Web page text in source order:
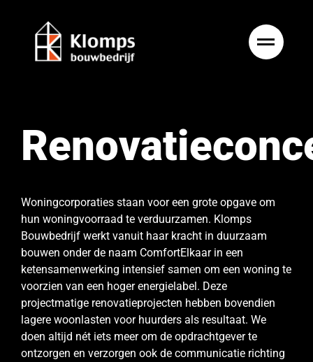
Woningcorporaties staan voor een grote opgave om
hun woningvoorraad te verduurzamen. Klomps
Bouwbedrijf werkt vanuit haar kracht in duurzaam
bouwen onder de naam ComfortElkaar in een
ketensamenwerking intensief samen om een woning te
voorzien van een hoger energielabel. Deze
projectmatige renovatieprojecten hebben bovendien
lagere woonlasten voor huurders als resultaat. We
doen altijd nét iets meer om de opdrachtgever te
ontzorgen en verzorgen ook de communicatie richting